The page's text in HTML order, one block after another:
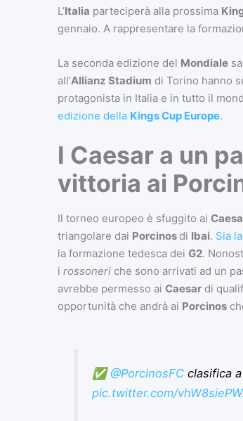
L’Italia parteciperà alla prossima
gennaio. A rappresentare la
La seconda edizione del Mondiale
all’Allianz Stadium di Torino hanno
protagonista in Italia e in tutto il
edizione della Kings Cup Europe.
I Caesar a un
vittoria ai
Il torneo europeo è sfuggito ai
triangolare dai Porcinos di Ibai. Sia
la formazione tedesca dei G2.
i rossoneriche sono arrivati ad un
avrebbe permesso ai Caesardi
opportunità che andrà ai Porcinos
✅ @PorcinosFC clasifica
pic.twitter.com/